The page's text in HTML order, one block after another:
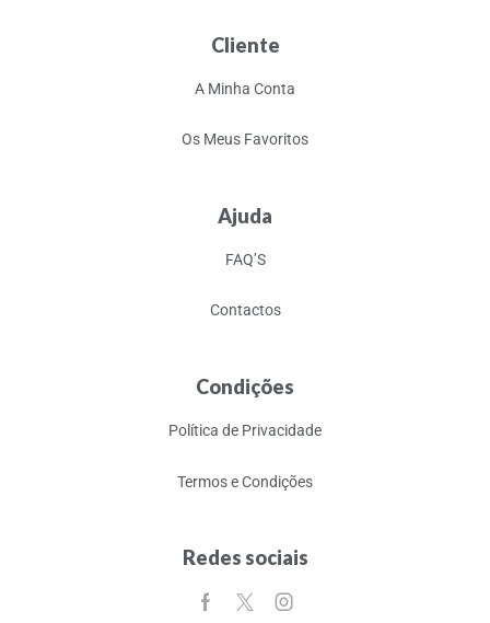
Cliente
A Minha Conta
Os Meus Favoritos
Ajuda
FAQ’S
Contactos
Condições
Política de Privacidade
Termos e Condições
Redes sociais